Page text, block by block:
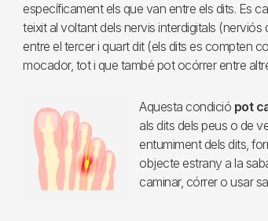
específicament els que van entre els dits. Es
teixit al voltant dels nervis interdigitals
entre el tercer i quart dit (els dits es compten
mocador, tot i que també pot ocórrer entre
Aquesta condició pot
als dits dels peus o de
entumiment dels dits,
objecte estrany a la
caminar, córrer o usar